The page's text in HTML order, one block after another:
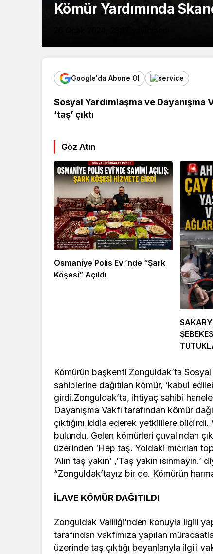
Kömür Yardımında
Google'da Abone Ol
Sosyal Yardımlaşma ve Dayanışma
‘taş’ çıktı
Göz Atın
Osmaniye Polis Evi’nde “Şark
Köşesi” Açıldı
Kömürün başkenti Zonguldak’ta
sahiplerine dağıtılan kömür, ‘kabul
girdi.Zonguldak’ta, ihtiyaç sahibi
Dayanışma Vakfı tarafından kömür
çıktığını iddia ederek yetkililere
bulundu. Gelen kömürleri çuvalından
üzerinden ‘Hep taş. Yoldaki mıcırları
‘Alın taş yakın’ ,’Taş yakın
“Zonguldak’tayız bir de. Kömürün
İLAVE KÖMÜR DAĞITILDI
Zonguldak Valiliği’nden konuyla ilgili
tarafından vakfımıza yapılan
üzerinde taş çıktığı beyanlarıyla ilgili
Türk Müziğinin
Unutulmaz İsmi Tanju
Okan Vefat Yıl
Siyaset
Önemli
Geldi